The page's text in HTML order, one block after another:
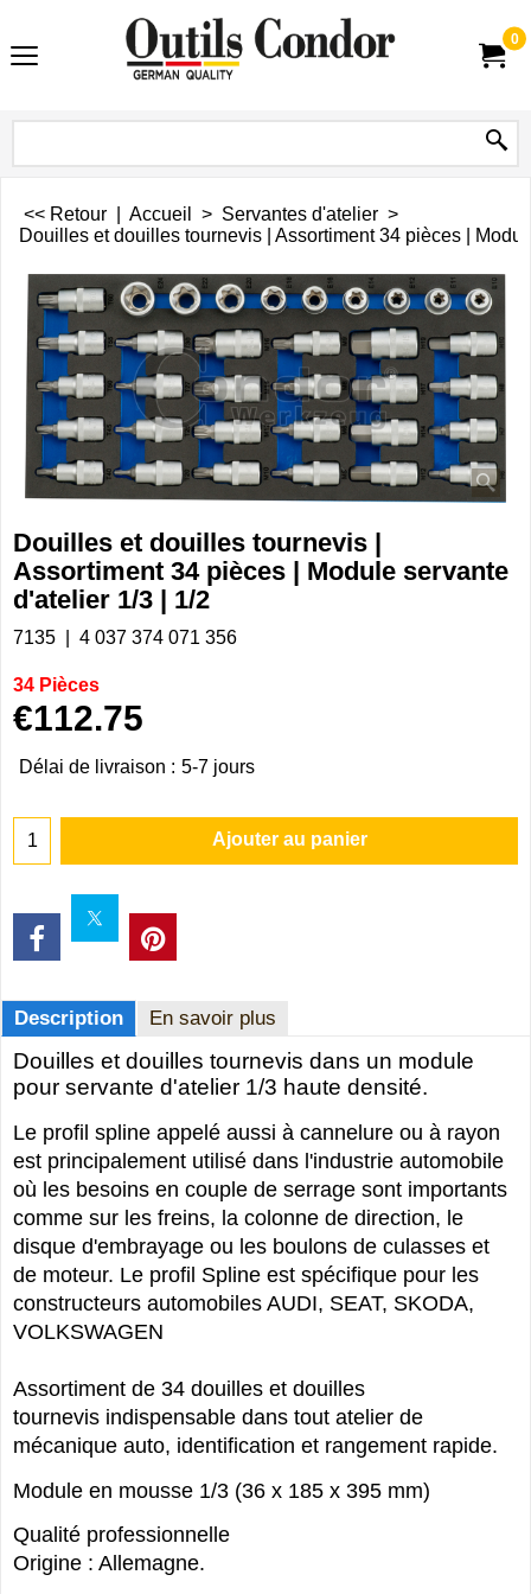
0
<< Retour Accueil > Servantes d'atelier >
Douilles et douilles tournevis | Assortiment 34 pièces |
Douilles et douilles tournevis |
Assortiment 34 pièces | Module servante
d'atelier 1/3 | 1/2
7135 4 037 374 071 356
34 Pièces
€112.75
Délai de livraison : 5-7 jours
Ajouter au panier
Description En savoir plus
Douilles et douilles tournevis dans un module
pour servante d'atelier 1/3 haute densité.
Le profil spline appelé aussi à cannelure ou à rayon
est principalement utilisé dans l'industrie automobile
où les besoins en couple de serrage sont importants
comme sur les freins, la colonne de direction, le
disque d'embrayage ou les boulons de culasses et
de moteur. Le profil Spline est spécifique pour les
constructeurs automobiles AUDI, SEAT, SKODA,
VOLKSWAGEN
Assortiment de 34 douilles et douilles
tournevis indispensable dans tout atelier de
mécanique auto, identification et rangement rapide.
Module en mousse 1/3 (36 x 185 x 395 mm)
Qualité professionnelle
Origine : Allemagne.